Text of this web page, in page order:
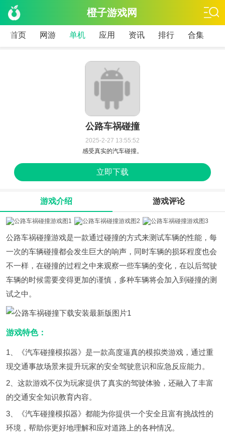
橙子游戏网
首页 网游 单机 应用 资讯 排行 合集
公路车祸碰撞
2025-2-27 13:55:52
感受真实的汽车碰撞。
立即下载
游戏介绍 游戏评论
公路车祸碰撞游戏是一款通过碰撞的方式来测试车辆的性能，每
一次的车辆碰撞都会发生巨大的响声，同时车辆的损坏程度也会
不一样，在碰撞的过程之中来观察一些车辆的变化，在以后驾驶
车辆的时候需要变得更加的谨慎，多种车辆将会加入到碰撞的测
试之中。
游戏特色：
1、《汽车碰撞模拟器》是一款高度逼真的模拟类游戏，通过重
现交通事故场景来提升玩家的安全驾驶意识和应急反应能力。
2、这款游戏不仅为玩家提供了真实的驾驶体验，还融入了丰富
的交通安全知识教育内容。
3、《汽车碰撞模拟器》都能为你提供一个安全且富有挑战性的
环境，帮助你更好地理解和应对道路上的各种情况。